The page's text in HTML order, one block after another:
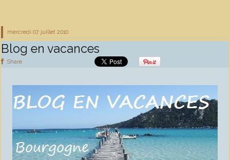
mercredi 07 juillet 2010
Blog en vacances
Share